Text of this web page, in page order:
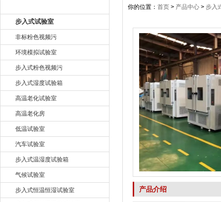
步入式试验室
非标粉色视频污
环境模拟试验室
步入式粉色视频污
步入式湿度试验箱
高温老化试验室
高温老化房
低温试验室
汽车试验室
步入式温湿度试验箱
气候试验室
步入式恒温恒湿试验室
你的位置： 首页 > 产品中心 > 步入
产品介绍